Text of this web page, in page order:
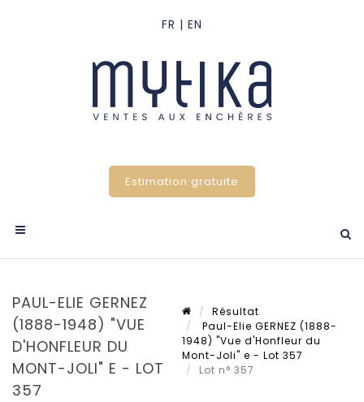
Estimation gratuite
PAUL-ELIE GERNEZ
(1888-1948) "VUE
D'HONFLEUR DU
MONT-JOLI" E - LOT
357
Résultat
Paul-Elie GERNEZ (1888-
1948) "Vue d'Honfleur du
Mont-Joli" e - Lot 357
Lot n° 357